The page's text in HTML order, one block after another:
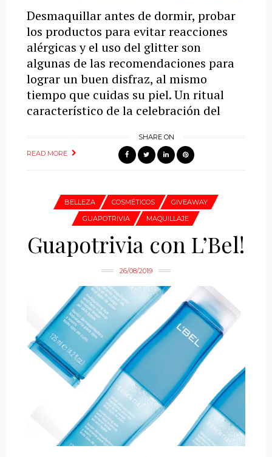
Desmaquillar antes de dormir, probar
los productos para evitar reacciones
alérgicas y el uso del glitter son
algunas de las recomendaciones para
lograr un buen disfraz, al mismo
tiempo que cuidas su piel. Un ritual
característico de la celebración del
READ MORE
SHARE ON
BELLEZA COSMÉTICOS
GIVEAWAY
GUAPOTRIVIA
MAQUILLAJE
Guapotrivia con L’Bel!
26/08/2019